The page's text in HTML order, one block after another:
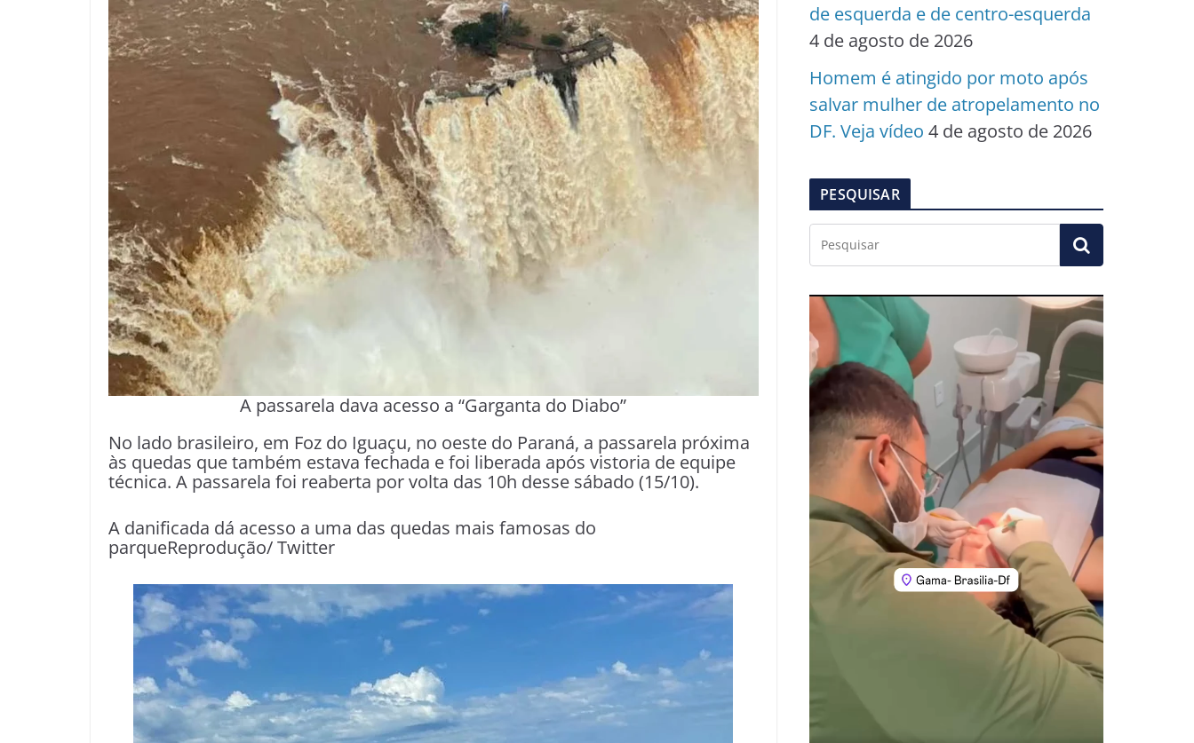
A passarela dava acesso a “Garganta do Diabo”
No lado brasileiro, em Foz do Iguaçu, no oeste do Paraná, a passarela próxima
às quedas que também estava fechada e foi liberada após vistoria de equipe
técnica. A passarela foi reaberta por volta das 10h desse sábado (15/10).
A danificada dá acesso a uma das quedas mais famosas do
parqueReprodução/ Twitter
de esquerda e de centro-esquerda
4 de agosto de 2026
Homem é atingido por moto após
salvar mulher de atropelamento no
DF. Veja vídeo 4 de agosto de 2026
PESQUISAR